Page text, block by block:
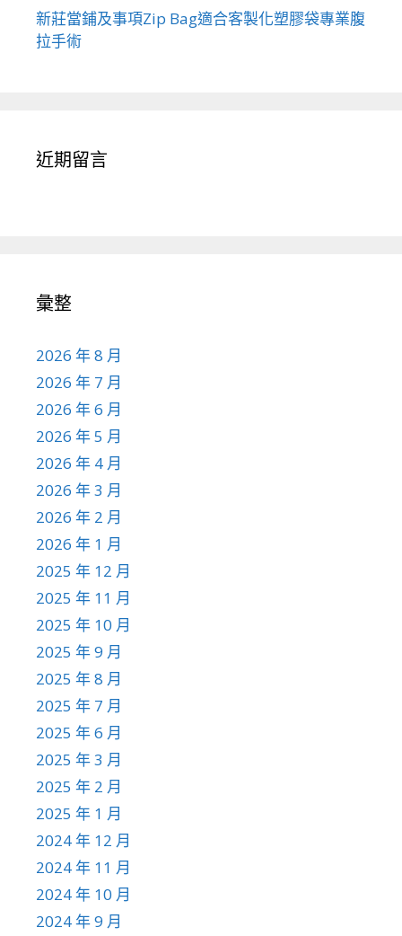
新莊當鋪及事項Zip Bag適合客製化塑膠袋專業腹
拉手術
近期留言
彙整
2026 年 8 月
2026 年 7 月
2026 年 6 月
2026 年 5 月
2026 年 4 月
2026 年 3 月
2026 年 2 月
2026 年 1 月
2025 年 12 月
2025 年 11 月
2025 年 10 月
2025 年 9 月
2025 年 8 月
2025 年 7 月
2025 年 6 月
2025 年 3 月
2025 年 2 月
2025 年 1 月
2024 年 12 月
2024 年 11 月
2024 年 10 月
2024 年 9 月